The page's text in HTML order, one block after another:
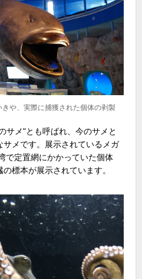
や、実際に捕獲された個体の剥製
サメ"とも呼ばれ、今のサメと
メです。展示されているメガ
で定置網にかかっていた個体
標本が展示されています。